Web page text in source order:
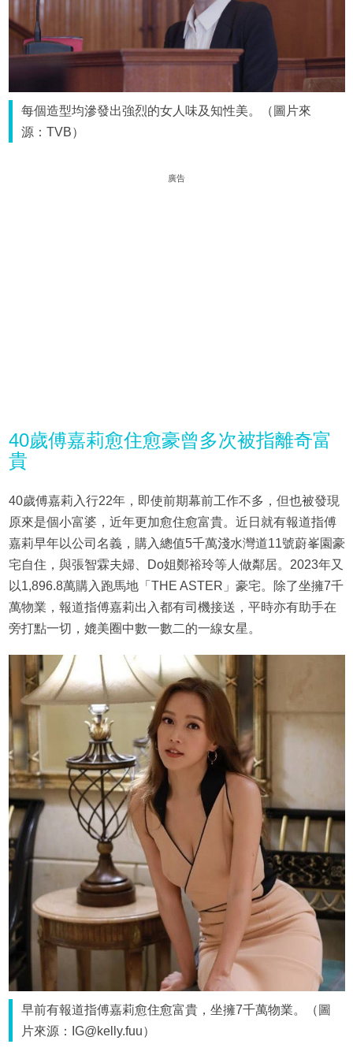
每個造型均滲發出強烈的女人味及知性美。（圖片來
源：TVB）
廣告
40歲傅嘉莉愈住愈豪曾多次被指離奇富
貴
40歲傅嘉莉入行22年，即使前期幕前工作不多，但也被發現
原來是個小富婆，近年更加愈住愈富貴。近日就有報道指傅
嘉莉早年以公司名義，購入總值5千萬淺水灣道11號蔚峯園豪
宅自住，與張智霖夫婦、Do姐鄭裕玲等人做鄰居。2023年又
以1,896.8萬購入跑馬地「THE ASTER」豪宅。除了坐擁7千
萬物業，報道指傅嘉莉出入都有司機接送，平時亦有助手在
旁打點一切，媲美圈中數一數二的一線女星。
早前有報道指傅嘉莉愈住愈富貴，坐擁7千萬物業。（圖
片來源：IG@kelly.fuu）